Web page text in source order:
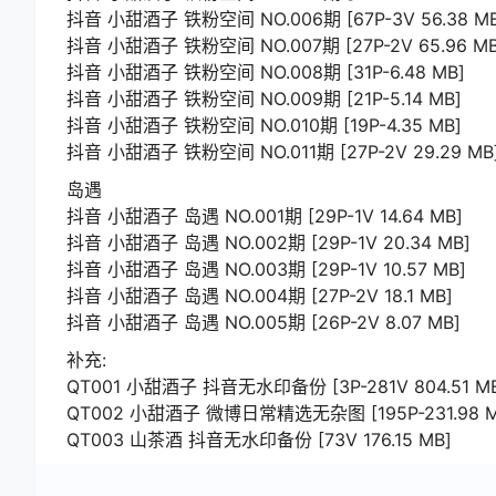
抖音 小甜酒子 铁粉空间 NO.006期 [67P-3V 56.38
抖音 小甜酒子 铁粉空间 NO.007期 [27P-2V 65.96
抖音 小甜酒子 铁粉空间 NO.008期 [31P-6.48 MB]
抖音 小甜酒子 铁粉空间 NO.009期 [21P-5.14 MB]
抖音 小甜酒子 铁粉空间 NO.010期 [19P-4.35 MB]
抖音 小甜酒子 铁粉空间 NO.011期 [27P-2V 29.29
岛遇
抖音 小甜酒子 岛遇 NO.001期 [29P-1V 14.64 MB]
抖音 小甜酒子 岛遇 NO.002期 [29P-1V 20.34 MB]
抖音 小甜酒子 岛遇 NO.003期 [29P-1V 10.57 MB]
抖音 小甜酒子 岛遇 NO.004期 [27P-2V 18.1 MB]
抖音 小甜酒子 岛遇 NO.005期 [26P-2V 8.07 MB]
补充:
QT001 小甜酒子 抖音无水印备份 [3P-281V 804.51
QT002 小甜酒子 微博日常精选无杂图 [195P-231.98
QT003 山茶酒 抖音无水印备份 [73V 176.15 MB]